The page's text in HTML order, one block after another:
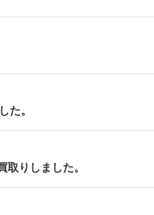
た。
取りしました。